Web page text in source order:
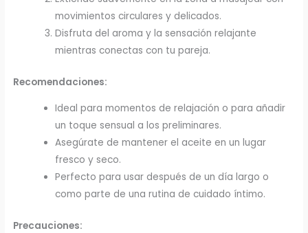
movimientos circulares y delicados.
Disfruta del aroma y la sensación relajante
mientras conectas con tu pareja.
Recomendaciones:
Ideal para momentos de relajación o para añadir
un toque sensual a los preliminares.
Asegúrate de mantener el aceite en un lugar
fresco y seco.
Perfecto para usar después de un día largo o
como parte de una rutina de cuidado íntimo.
Precauciones: